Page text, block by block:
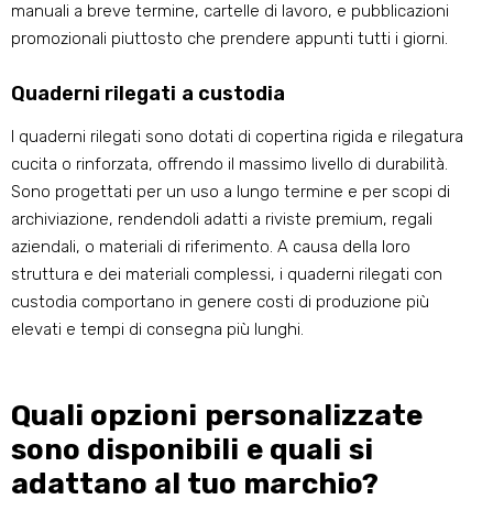
manuali a breve termine, cartelle di lavoro, e pubblicazioni
promozionali piuttosto che prendere appunti tutti i giorni.
Quaderni rilegati a custodia
I quaderni rilegati sono dotati di copertina rigida e rilegatura
cucita o rinforzata, offrendo il massimo livello di durabilità.
Sono progettati per un uso a lungo termine e per scopi di
archiviazione, rendendoli adatti a riviste premium, regali
aziendali, o materiali di riferimento. A causa della loro
struttura e dei materiali complessi, i quaderni rilegati con
custodia comportano in genere costi di produzione più
elevati e tempi di consegna più lunghi.
Quali opzioni personalizzate
sono disponibili e quali si
adattano al tuo marchio?